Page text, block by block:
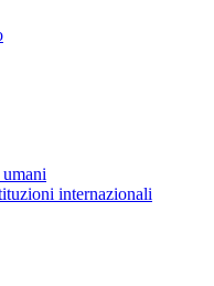
internazionali